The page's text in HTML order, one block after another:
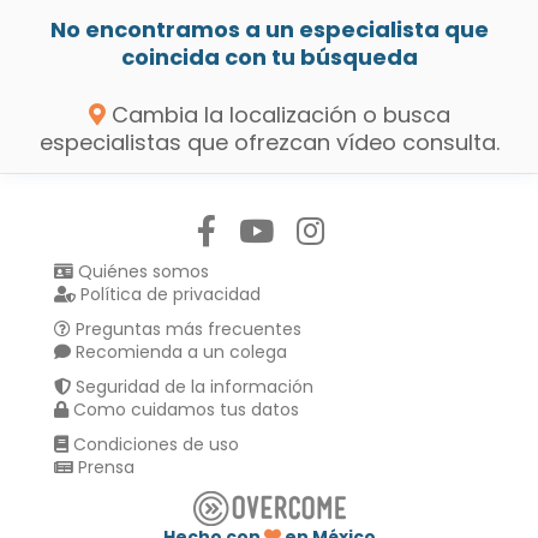
No encontramos a un especialista que
coincida con tu búsqueda
Cambia la localización o busca
especialistas que ofrezcan vídeo consulta.
Quiénes somos
Política de privacidad
Preguntas más frecuentes
Recomienda a un colega
Seguridad de la información
Como cuidamos tus datos
Condiciones de uso
Prensa